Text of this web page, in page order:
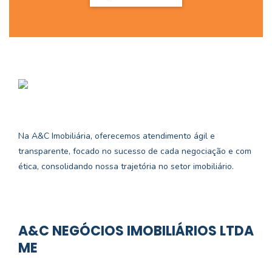
Na A&C Imobiliária, oferecemos atendimento ágil e
transparente, focado no sucesso de cada negociação e com
ética, consolidando nossa trajetória no setor imobiliário.
A&C NEGÓCIOS IMOBILIÁRIOS LTDA
ME